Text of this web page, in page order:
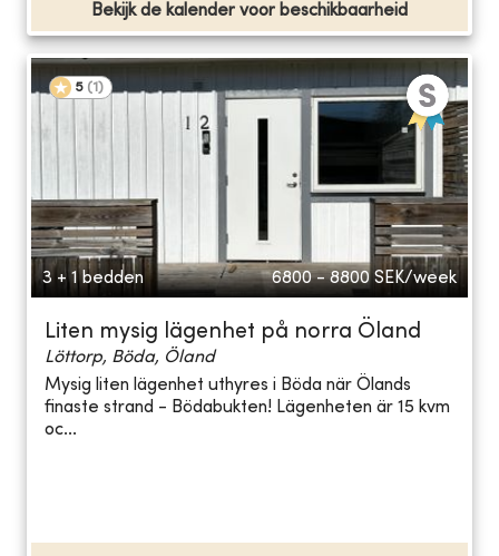
Bekijk de kalender voor beschikbaarheid
5 (1 )
3 + 1 bedden 6800 - 8800 SEK/week
Liten mysig lägenhet på norra Öland
Löttorp, Böda, Öland
Mysig liten lägenhet uthyres i Böda när Ölands
finaste strand - Bödabukten! Lägenheten är 15 kvm
oc...